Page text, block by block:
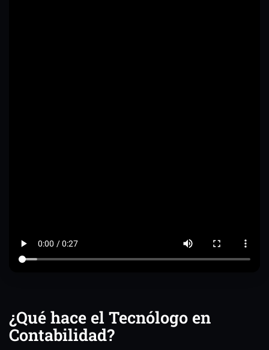
¿Qué hace el Tecnólogo en
Contabilidad?